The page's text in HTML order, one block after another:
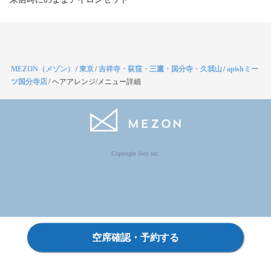
MEZON（メゾン） /東京/吉祥寺・荻窪・三鷹・国分寺・久我山 /apishミー
ツ国分寺店/ヘアアレンジ/メニュー詳細
Copyright Jocy inc.
空席確認・予約する